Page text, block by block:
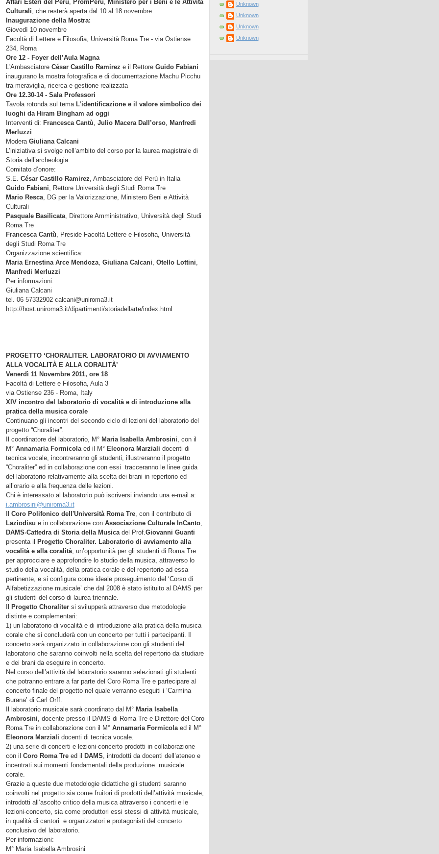
Affari Esteri del Perù PromPerù Ministero per i Beni e le Attività
Culturali , che resterà aperta dal 10 al 18 novembre.
Inaugurazione della Mostra:
Giovedì 10 novembre
Facoltà di Lettere e Filosofia, Università Roma Tre - via Ostiense
234, Roma
Ore 12 - Foyer dell’Aula Magna
L'Ambasciatore César Castillo Ramirez e il Rettore Guido Fabiani
inaugurano la mostra fotografica e di documentazione Machu Picchu
tra meraviglia, ricerca e gestione realizzata
Ore 12.30-14 - Sala Professori
Tavola rotonda sul tema L’identificazione e il valore simbolico dei
luoghi da Hiram Bingham ad oggi
Interventi di: Francesca Cantù Julio Macera Dall’orso, Manfredi
Merluzzi
Modera Giuliana Calcani
L’iniziativa si svolge nell’ambito del corso per la laurea magistrale di
Storia dell’archeologia
Comitato d’onore:
S.E. César Castillo Ramirez , Ambasciatore del Perù in Italia
Guido Fabiani , Rettore Università degli Studi Roma Tre
Mario Resca, DG per la Valorizzazione, Ministero Beni e Attività
Culturali
Pasquale Basilicata, Direttore Amministrativo, Università degli Studi
Roma Tre
Francesca Cantù , Preside Facoltà Lettere e Filosofia, Università
degli Studi Roma Tre
Organizzazione scientifica:
Maria Ernestina Arce Mendoza, Giuliana Calcani Otello Lottini
Manfredi Merluzzi
Per informazioni:
Giuliana Calcani
tel. 06 57332902 calcani@uniroma3.it
http://host.uniroma3.it/dipartimenti/storiadellarte/index.html
PROGETTO ‘CHORALITER. LABORATORIO DI AVVIAMENTO
ALLA VOCALITÀ E ALLA CORALITÀ’
Venerdì 11 Novembre 2011, ore 18
Facoltà di Lettere e Filosofia, Aula 3
via Ostiense 236 - Roma, Italy
XIV incontro del laboratorio di vocalità e di introduzione alla
pratica della musica corale
Continuano gli incontri del secondo ciclo di lezioni del laboratorio del
progetto “Choraliter”.
Il coordinatore del laboratorio, M° Maria Isabella Ambrosini , con il
M° Annamaria Formicola ed il M° Eleonora Marziali docenti di
tecnica vocale, incontreranno gli studenti, illustreranno il progetto
“Choraliter” ed in collaborazione con essi tracceranno le linee guida
del laboratorio relativamente alla scelta dei brani in repertorio ed
all’orario e alla frequenza delle lezioni.
Chi è interessato al laboratorio può iscriversi inviando una e-mail a:
i.ambrosini@uniroma3.it
Il Coro Polifonico dell'Università Roma Tre, con il contributo di
Laziodisu e in collaborazione con Associazione Culturale InCanto,
DAMS-Cattedra di Storia della Musica del Prof. Giovanni Guanti
presenta il Progetto Choraliter. Laboratorio di avviamento alla
vocalità e alla coralità, un’opportunità per gli studenti di Roma Tre
per approcciare e approfondire lo studio della musica, attraverso lo
studio della vocalità, della pratica corale e del repertorio ad essa
pertinente, e si configura come ideale proseguimento del ‘Corso di
Alfabetizzazione musicale’ che dal 2008 è stato istituito al DAMS per
gli studenti del corso di laurea triennale.
Il Progetto Choralitersi svilupperà attraverso due metodologie
distinte e complementari:
1) un laboratorio di vocalità e di introduzione alla pratica della musica
corale che si concluderà con un concerto per tutti i partecipanti. Il
concerto sarà organizzato in collaborazione con gli studenti del
laboratorio che saranno coinvolti nella scelta del repertorio da studiare
e dei brani da eseguire in concerto.
Nel corso dell’attività del laboratorio saranno selezionati gli studenti
che potranno entrare a far parte del Coro Roma Tre e partecipare al
concerto finale del progetto nel quale verranno eseguiti i ‘Carmina
Burana’ di Carl Orff.
Il laboratorio musicale sarà coordinato dal M° Maria Isabella
Ambrosini , docente presso il DAMS di Roma Tre e Direttore del Coro
Roma Tre in collaborazione con il M°Annamaria Formicola ed il M°
Eleonora Marziali docenti di tecnica vocale.
2) una serie di concerti e lezioni-concerto prodotti in collaborazione
con il Coro Roma Tre ed il DAMS , introdotti da docenti dell’ateneo e
incentrati sui momenti fondamentali della produzione musicale
corale.
Grazie a queste due metodologie didattiche gli studenti saranno
coinvolti nel progetto sia come fruitori di prodotti dell’attività musicale,
introdotti all’ascolto critico della musica attraverso i concerti e le
lezioni-concerto, sia come produttori essi stessi di attività musicale,
in qualità di cantori e organizzatori e protagonisti del concerto
conclusivo del laboratorio.
Per informazioni:
M° Maria Isabella Ambrosini
Unknown
Unknown
Unknown
Unknown